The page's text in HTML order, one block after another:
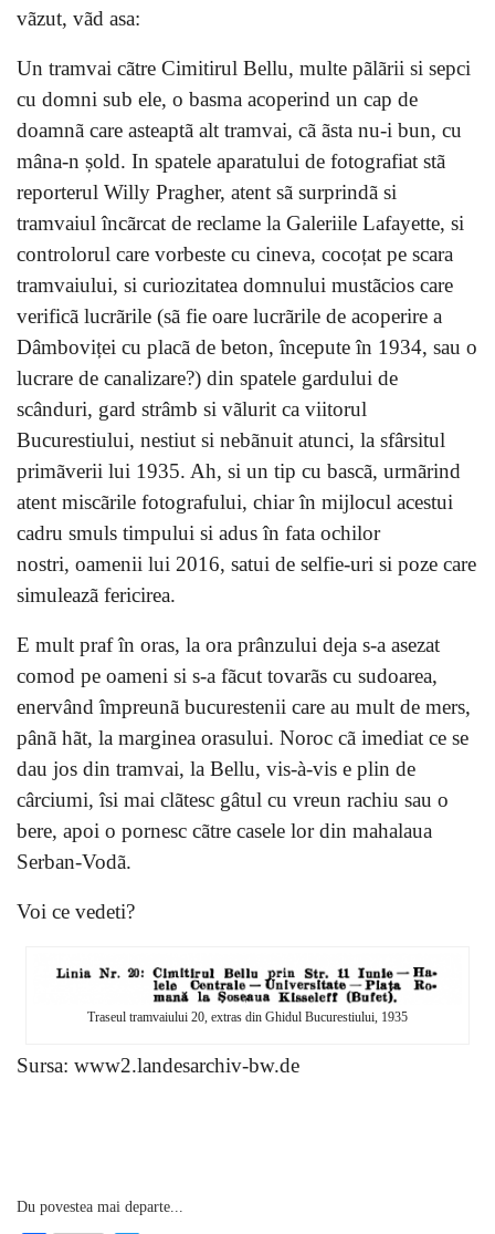
vãzut, vãd asa:
Un tramvai cãtre Cimitirul Bellu, multe pãlãrii si sepci
cu domni sub ele, o basma acoperind un cap de
doamnã care asteaptã alt tramvai, cã ãsta nu-i bun, cu
mâna-n șold. In spatele aparatului de fotografiat stã
reporterul Willy Pragher, atent sã surprindã si
tramvaiul încãrcat de reclame la Galeriile Lafayette, si
controlorul care vorbeste cu cineva, cocoțat pe scara
tramvaiului, si curiozitatea domnului mustãcios care
verificã lucrãrile (sã fie oare lucrãrile de acoperire a
Dâmboviței cu placã de beton, începute în 1934, sau o
lucrare de canalizare?) din spatele gardului de
scânduri, gard strâmb si vãlurit ca viitorul
Bucurestiului, nestiut si nebãnuit atunci, la sfârsitul
primãverii lui 1935. Ah, si un tip cu bascã, urmãrind
atent miscãrile fotografului, chiar în mijlocul acestui
cadru smuls timpului si adus în fata ochilor
nostri, oamenii lui 2016, satui de selfie-uri si poze care
simuleazã fericirea.
E mult praf în oras, la ora prânzului deja s-a asezat
comod pe oameni si s-a fãcut tovarãs cu sudoarea,
enervând împreunã bucurestenii care au mult de mers,
pânã hãt, la marginea orasului. Noroc cã imediat ce se
dau jos din tramvai, la Bellu, vis-à-vis e plin de
cârciumi, îsi mai clãtesc gâtul cu vreun rachiu sau o
bere, apoi o pornesc cãtre casele lor din mahalaua
Serban-Vodã.
Voi ce vedeti?
Traseul tramvaiului 20, extras din Ghidul Bucurestiului, 1935
Sursa: www2.landesarchiv-bw.de
Du povestea mai departe...